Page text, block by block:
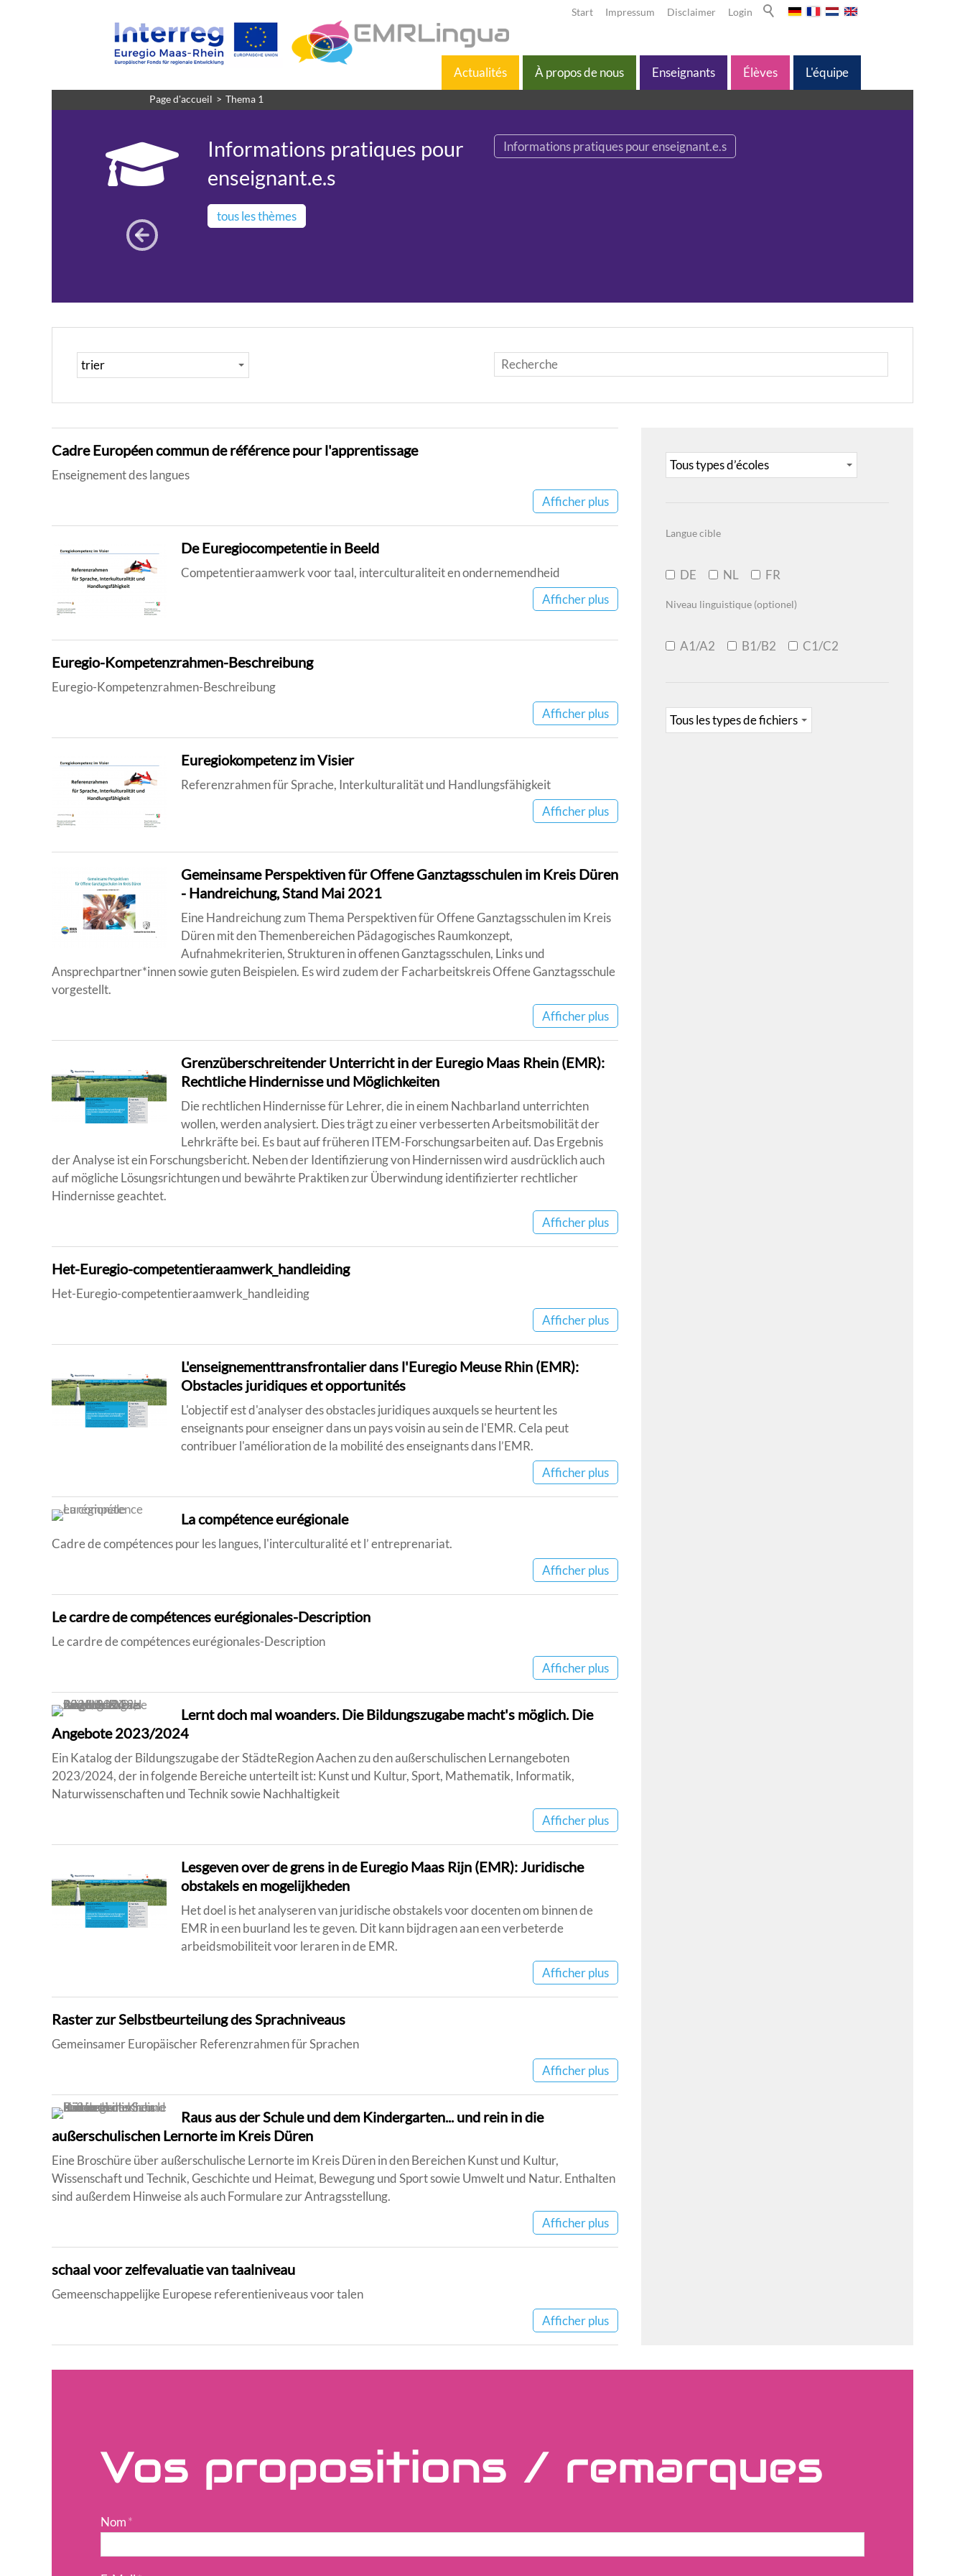
Login
Disclaimer
Impressum
Start
Actualités À propos de nous Enseignants Élèves L'équipe
Page d'accueil Thema 1
Informations pratiques pour
enseignant.e.s
tous les thèmes
Informations pratiques pour enseignant.e.s
Cadre Européen commun de référence pour l'apprentissage
Enseignement des langues
Afficher plus
De Euregiocompetentie in Beeld
Competentieraamwerk voor taal, interculturaliteit en ondernemendheid
Afficher plus
Euregio-Kompetenzrahmen-Beschreibung
Euregio-Kompetenzrahmen-Beschreibung
Afficher plus
Euregiokompetenz im Visier
Referenzrahmen für Sprache, Interkulturalität und Handlungsfähigkeit
Afficher plus
Gemeinsame Perspektiven für Offene Ganztagsschulen im Kreis Düren
- Handreichung, Stand Mai 2021
Eine Handreichung zum Thema Perspektiven für Offene Ganztagsschulen im Kreis
Düren mit den Themenbereichen Pädagogisches Raumkonzept,
Aufnahmekriterien, Strukturen in offenen Ganztagsschulen, Links und
Ansprechpartner*innen sowie guten Beispielen. Es wird zudem der Facharbeitskreis Offene Ganztagsschule
vorgestellt.
Afficher plus
Grenzüberschreitender Unterricht in der Euregio Maas Rhein (EMR):
Rechtliche Hindernisse und Möglichkeiten
Die rechtlichen Hindernisse für Lehrer, die in einem Nachbarland unterrichten
wollen, werden analysiert. Dies trägt zu einer verbesserten Arbeitsmobilität der
Lehrkräfte bei. Es baut auf früheren ITEM-Forschungsarbeiten auf. Das Ergebnis
der Analyse ist ein Forschungsbericht. Neben der Identifizierung von Hindernissen wird ausdrücklich auch
auf mögliche Lösungsrichtungen und bewährte Praktiken zur Überwindung identifizierter rechtlicher
Hindernisse geachtet.
Afficher plus
Het-Euregio-competentieraamwerk_handleiding
Het-Euregio-competentieraamwerk_handleiding
Afficher plus
L'enseignementtransfrontalier dans l'Euregio Meuse Rhin (EMR):
Obstacles juridiques et opportunités
L'objectif est d'analyser des obstacles juridiques auxquels se heurtent les
enseignants pour enseigner dans un pays voisin au sein de l'EMR. Cela peut
contribuer l'amélioration de la mobilité des enseignants dans l’EMR.
Afficher plus
La compétence eurégionale
Cadre de compétences pour les langues, l'interculturalité et l’ entreprenariat.
Afficher plus
Le cardre de compétences eurégionales-Description
Le cardre de compétences eurégionales-Description
Afficher plus
Lernt doch mal woanders. Die Bildungszugabe macht's möglich. Die
Angebote 2023/2024
Ein Katalog der Bildungszugabe der StädteRegion Aachen zu den außerschulischen Lernangeboten
2023/2024, der in folgende Bereiche unterteilt ist: Kunst und Kultur, Sport, Mathematik, Informatik,
Naturwissenschaften und Technik sowie Nachhaltigkeit
Afficher plus
Lesgeven over de grens in de Euregio Maas Rijn (EMR): Juridische
obstakels en mogelijkheden
Het doel is het analyseren van juridische obstakels voor docenten om binnen de
EMR in een buurland les te geven. Dit kann bijdragen aan een verbeterde
arbeidsmobiliteit voor leraren in de EMR.
Afficher plus
Raster zur Selbstbeurteilung des Sprachniveaus
Gemeinsamer Europäischer Referenzrahmen für Sprachen
Afficher plus
Raus aus der Schule und dem Kindergarten... und rein in die
außerschulischen Lernorte im Kreis Düren
Eine Broschüre über außerschulische Lernorte im Kreis Düren in den Bereichen Kunst und Kultur,
Wissenschaft und Technik, Geschichte und Heimat, Bewegung und Sport sowie Umwelt und Natur. Enthalten
sind außerdem Hinweise als auch Formulare zur Antragsstellung.
Afficher plus
schaal voor zelfevaluatie van taalniveau
Gemeenschappelijke Europese referentieniveaus voor talen
Afficher plus
Langue cible
DE NL FR
Niveau linguistique (optionel)
A1/A2 B1/B2 C1/C2
Vos propositions / remarques
Nom*